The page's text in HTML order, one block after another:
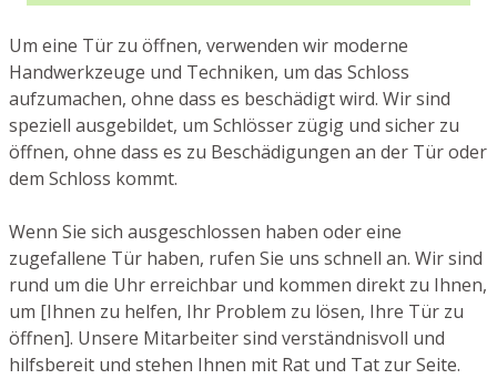
Um eine Tür zu öffnen, verwenden wir moderne
Handwerkzeuge und Techniken, um das Schloss
aufzumachen, ohne dass es beschädigt wird. Wir sind
speziell ausgebildet, um Schlösser zügig und sicher zu
öffnen, ohne dass es zu Beschädigungen an der Tür oder
dem Schloss kommt.
Wenn Sie sich ausgeschlossen haben oder eine
zugefallene Tür haben, rufen Sie uns schnell an. Wir sind
rund um die Uhr erreichbar und kommen direkt zu Ihnen,
um [Ihnen zu helfen, Ihr Problem zu lösen, Ihre Tür zu
öffnen]. Unsere Mitarbeiter sind verständnisvoll und
hilfsbereit und stehen Ihnen mit Rat und Tat zur Seite.